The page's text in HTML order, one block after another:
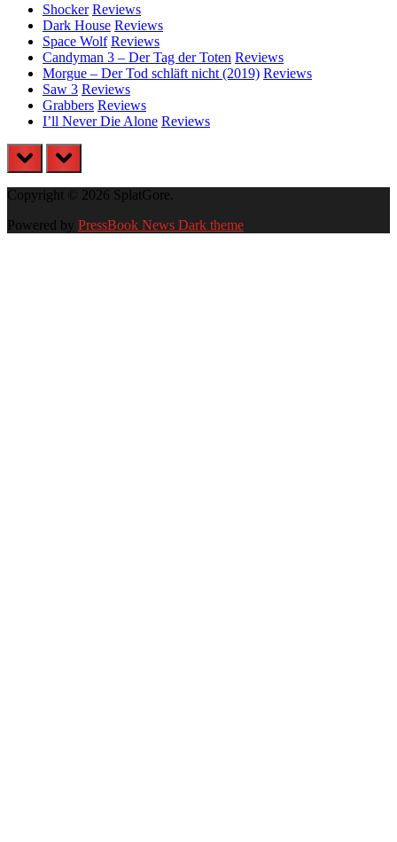
Shocker Reviews
Dark House Reviews
Space Wolf Reviews
Candyman 3 – Der Tag der Toten Reviews
Morgue – Der Tod schläft nicht (2019) Reviews
Saw 3 Reviews
Grabbers Reviews
I’ll Never Die Alone Reviews
prev next
Copyright © 2026 SplatGore.
Powered by PressBook News Dark theme